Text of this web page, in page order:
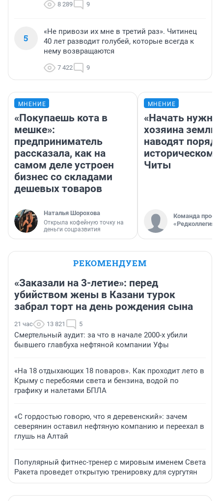
8 289 9
5
«Не привози их мне в третий раз». Читинец
40 лет разводит голубей, которые всегда к
нему возвращаются
7 422 9
МНЕНИЕ
«Покупаешь кота в
мешке»:
предприниматель
рассказала, как на
самом деле устроен
бизнес со складами
дешевых товаров
Наталья Шорохова
Открыла кофейную точку на
деньги соцразвития
МНЕНИЕ
«Начать нужно
хозяина
наводят
историческом
Читы
Команда
«Редколлегия»
РЕКОМЕНДУЕМ
«Заказали на 3-летие»: перед
убийством жены в Казани турок
забрал торт на день рождения сына
21 час 13 821 5
Смертельный аудит: за что в начале 2000-х убили
бывшего главбуха нефтяной компании Уфы
«На 18 отдыхающих 18 поваров». Как проходит лето в
Крыму с перебоями света и бензина, водой по
графику и налетами БПЛА
«С гордостью говорю, что я деревенский»: зачем
северянин оставил нефтяную компанию и переехал в
глушь на Алтай
Популярный фитнес-тренер с мировым именем Света
Ракета проведет открытую тренировку для сургутян